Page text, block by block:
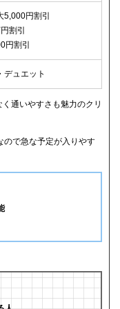
円割引
割引
円割引
デュエット
通いやすさも魅力のクリ
ので急な予定が入りやす